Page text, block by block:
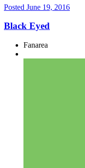
Posted June 19, 2016
Black Eyed
Fanarea